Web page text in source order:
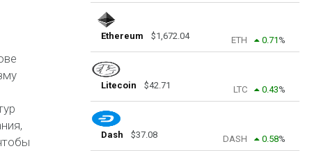
Ethereum $1,672.04 ETH 0.71 %
Litecoin $42.71 LTC 0.43%
Dash $37.08 DASH 0.58%